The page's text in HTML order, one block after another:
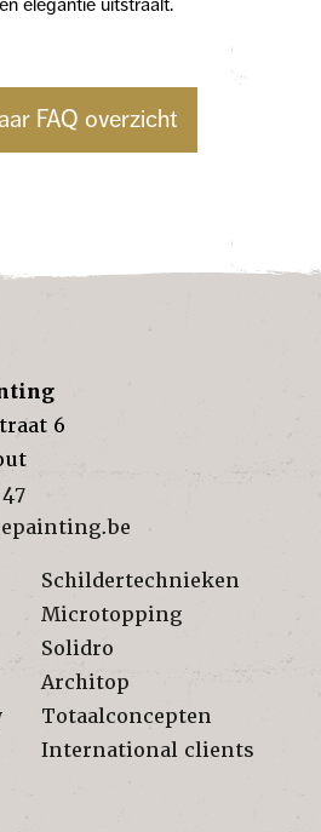
elegantie uitstraalt.
FAQ overzicht
6
Schildertechnieken
Microtopping
Solidro
Architop
Totaalconcepten
International clients